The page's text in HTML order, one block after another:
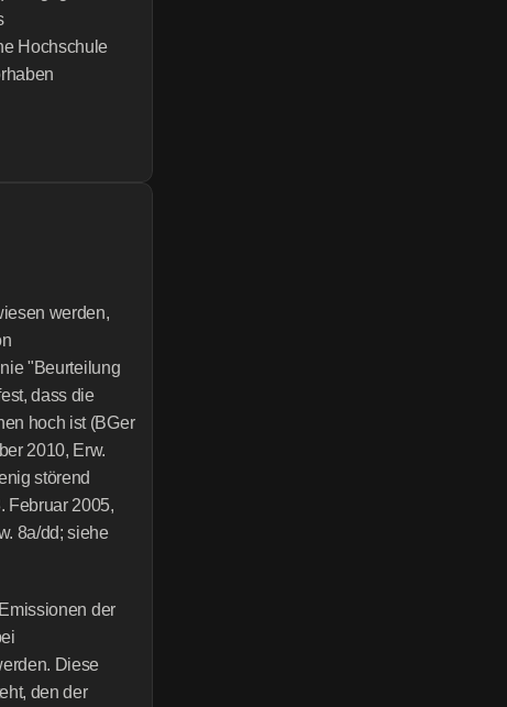
Hochschule
werden,
"Beurteilung
dass die
hoch ist (BGer
2010, Erw.
störend
Februar 2005,
8a/dd; siehe
der
Diese
den der